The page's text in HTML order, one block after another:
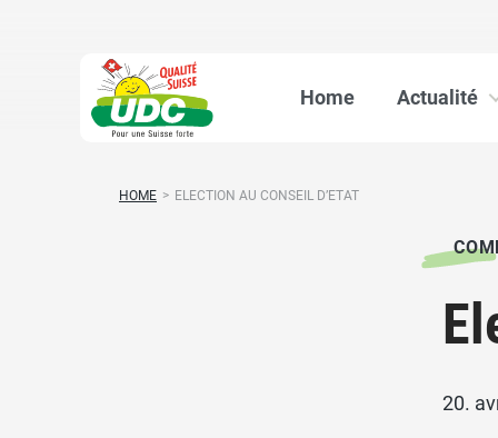
Home Actualité
HOME > ELECTION AU CONSEIL D’ETAT
20.